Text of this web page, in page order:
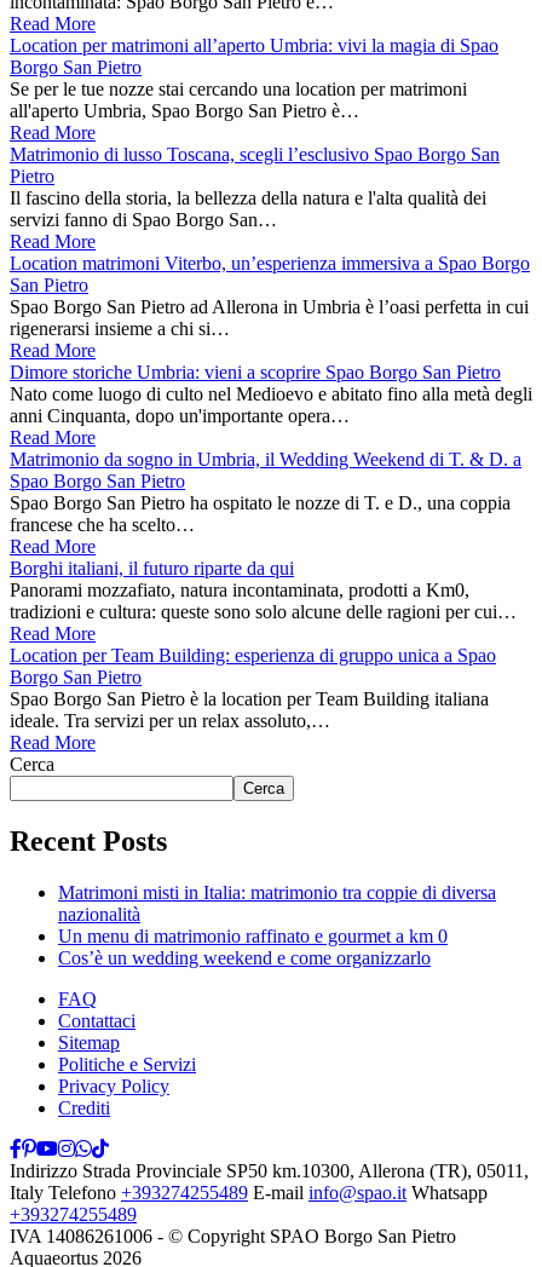
Read More
Location per matrimoni all’aperto Umbria: vivi la magia di Spao
Borgo San Pietro
Se per le tue nozze stai cercando una location per matrimoni
all'aperto Umbria, Spao Borgo San Pietro è…
Read More
Matrimonio di lusso Toscana, scegli l’esclusivo Spao Borgo San
Pietro
Il fascino della storia, la bellezza della natura e l'alta qualità dei
servizi fanno di Spao Borgo San…
Read More
Location matrimoni Viterbo, un’esperienza immersiva a Spao Borgo
San Pietro
Spao Borgo San Pietro ad Allerona in Umbria è l’oasi perfetta in cui
rigenerarsi insieme a chi si…
Read More
Dimore storiche Umbria: vieni a scoprire Spao Borgo San Pietro
Nato come luogo di culto nel Medioevo e abitato fino alla metà degli
anni Cinquanta, dopo un'importante opera…
Read More
Matrimonio da sogno in Umbria, il Wedding Weekend di T. & D. a
Spao Borgo San Pietro
Spao Borgo San Pietro ha ospitato le nozze di T. e D., una coppia
francese che ha scelto…
Read More
Borghi italiani, il futuro riparte da qui
Panorami mozzafiato, natura incontaminata, prodotti a Km0,
tradizioni e cultura: queste sono solo alcune delle ragioni per cui…
Read More
Location per Team Building: esperienza di gruppo unica a Spao
Borgo San Pietro
Spao Borgo San Pietro è la location per Team Building italiana
ideale. Tra servizi per un relax assoluto,…
Read More
Cerca
Cerca
Recent Posts
Matrimoni misti in Italia: matrimonio tra coppie di diversa
nazionalità
Un menu di matrimonio raffinato e gourmet a km 0
Cos’è un wedding weekend e come organizzarlo
FAQ
Contattaci
Sitemap
Politiche e Servizi
Privacy Policy
Crediti
Indirizzo Strada Provinciale SP50 km.10300, Allerona (TR), 05011,
Italy Telefono +393274255489 E-mail info@spao.it Whatsapp
+393274255489
IVA 14086261006 - © Copyright SPAO Borgo San Pietro
Aquaeortus 2026